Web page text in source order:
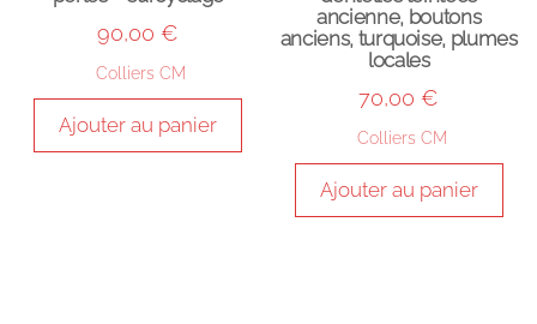
90,00€
Colliers CM
Ajouter au panier
ancienne, boutons
anciens, turquoise, plumes
locales
70,00€
Colliers CM
Ajouter au panier